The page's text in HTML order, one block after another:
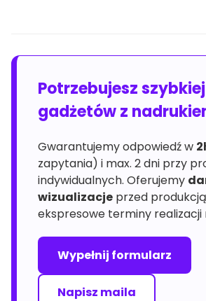
Potrzebujesz
gadżetów z
Gwarantujemy odpowiedź w
zapytania) i max. 2 dni przy
indywidualnych. Oferujemy
wizualizacje przed
ekspresowe terminy realizacji
Wypełnij formularz
Napisz maila